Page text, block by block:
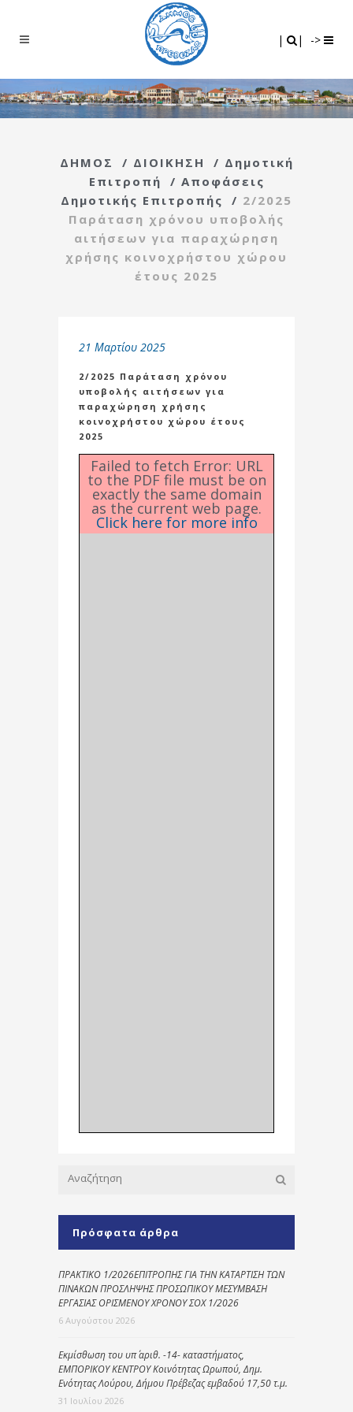
| | ->
ΔΗΜΟΣ / ΔΙΟΙΚΗΣΗ / Δημοτική
Επιτροπή
/ Αποφάσεις
Δημοτικής Επιτροπής
/ 2/2025
Παράταση χρόνου υποβολής
αιτήσεων για παραχώρηση
χρήσης κοινοχρήστου χώρου
έτους 2025
21 Μαρτίου 2025
2/2025 Παράταση χρόνου
υποβολής αιτήσεων για
παραχώρηση χρήσης
κοινοχρήστου χώρου έτους
2025
Failed to fetch Error: URL
to the PDF file must be on
exactly the same domain
as the current web page.
Click here for more info
Πρόσφατα άρθρα
ΠΡΑΚΤΙΚΟ 1/2026ΕΠΙΤΡΟΠΗΣ ΓΙΑ ΤΗΝ ΚΑΤΑΡΤΙΣΗ ΤΩΝ
ΠΙΝΑΚΩΝ ΠΡΟΣΛΗΨΗΣ ΠΡΟΣΩΠΙΚΟΥ ΜΕΣΥΜΒΑΣΗ
ΕΡΓΑΣΙΑΣ ΟΡΙΣΜΕΝΟΥ ΧΡΟΝΟΥ ΣΟΧ 1/2026
6 Αυγούστου 2026
Εκμίσθωση του υπ΄ αριθ. -14- καταστήματος,
ΕΜΠΟΡΙΚΟΥ ΚΕΝΤΡΟΥ Κοινότητας Ωρωπού, Δημ.
Ενότητας Λούρου, Δήμου Πρέβεζας εμβαδού 17,50 τ.μ.
31 Ιουλίου 2026